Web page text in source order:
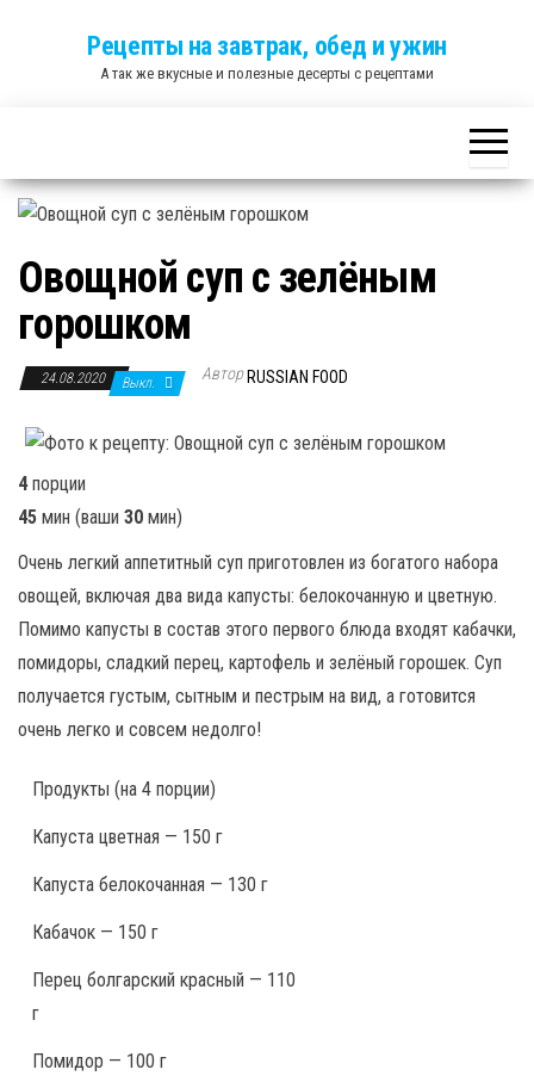
Рецепты на завтрак, обед и ужин
А так же вкусные и полезные десерты с рецептами
Овощной суп с зелёным
горошком
24.08.2020 Выкл. Автор RUSSIAN FOOD
4 порции
45 мин (ваши 30 мин)
Очень легкий аппетитный суп приготовлен из богатого набора
овощей, включая два вида капусты: белокочанную и цветную.
Помимо капусты в состав этого первого блюда входят кабачки,
помидоры, сладкий перец, картофель и зелёный горошек. Суп
получается густым, сытным и пестрым на вид, а готовится
очень легко и совсем недолго!
Продукты (на 4 порции)
Капуста цветная — 150 г
Капуста белокочанная — 130 г
Кабачок — 150 г
Перец болгарский красный — 110
г
Помидор — 100 г